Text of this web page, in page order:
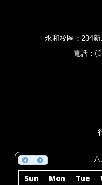
永和校區： 234
電話：
Sun Mon Tue